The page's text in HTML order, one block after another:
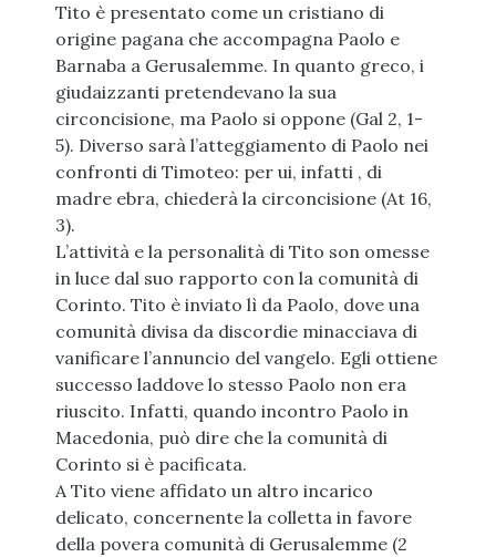
Tito è presentato come un cristiano di
origine pagana che accompagna Paolo e
Barnaba a Gerusalemme. In quanto greco, i
giudaizzanti pretendevano la sua
circoncisione, ma Paolo si oppone (Gal 2, 1-
5). Diverso sarà l’atteggiamento di Paolo nei
confronti di Timoteo: per ui, infatti , di
madre ebra, chiederà la circoncisione (At 16,
3).
L’attività e la personalità di Tito son omesse
in luce dal suo rapporto con la comunità di
Corinto. Tito è inviato lì da Paolo, dove una
comunità divisa da discordie minacciava di
vanificare l’annuncio del vangelo. Egli ottiene
successo laddove lo stesso Paolo non era
riuscito. Infatti, quando incontro Paolo in
Macedonia, può dire che la comunità di
Corinto si è pacificata.
A Tito viene affidato un altro incarico
delicato, concernente la colletta in favore
della povera comunità di Gerusalemme (2